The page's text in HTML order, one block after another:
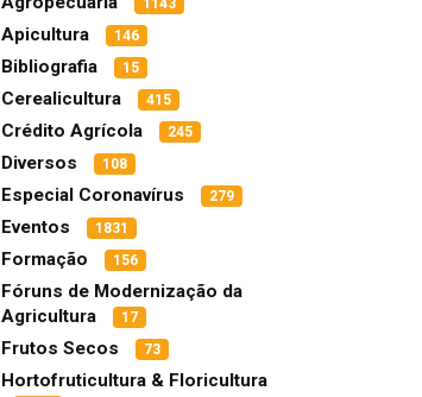
1143
Apicultura 146
Bibliografia 15
Cerealicultura 415
Crédito Agrícola 245
Diversos 108
Especial Coronavírus 279
Eventos 1831
Formação 156
Fóruns de Modernização da
Agricultura
17
Frutos Secos 73
Hortofruticultura & Floricultura